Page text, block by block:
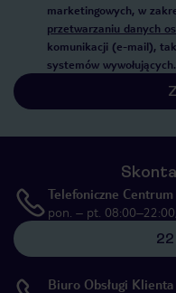
marketingowych, w
przetwarzaniu danych
komunikacji (e-mail),
systemów wywołujących.
Telefoniczne
pon. – pt.
Biuro Obsługi Klienta